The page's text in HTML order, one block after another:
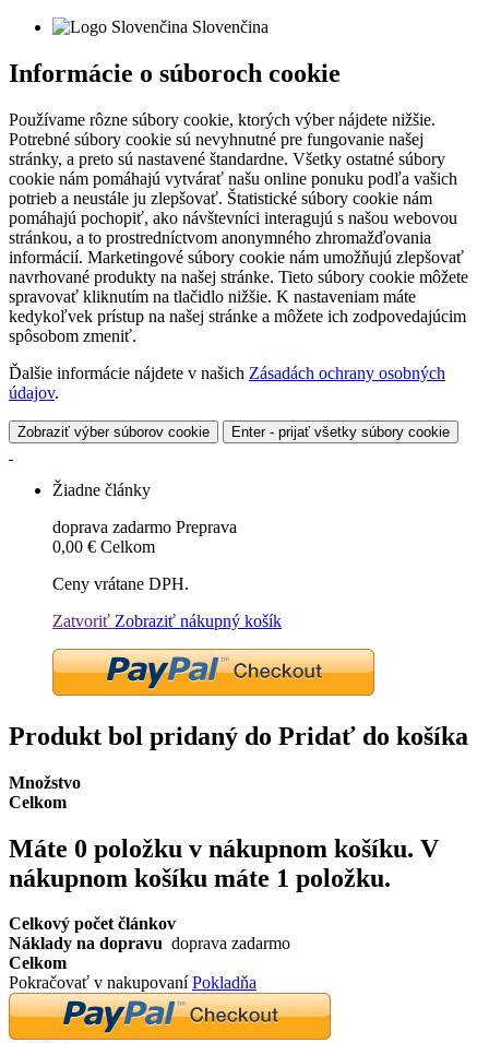
Slovenčina
Informácie o súboroch cookie
Používame rôzne súbory cookie, ktorých výber nájdete nižšie.
Potrebné súbory cookie sú nevyhnutné pre fungovanie našej
stránky, a preto sú nastavené štandardne. Všetky ostatné súbory
cookie nám pomáhajú vytvárať našu online ponuku podľa vašich
potrieb a neustále ju zlepšovať. Štatistické súbory cookie nám
pomáhajú pochopiť, ako návštevníci interagujú s našou webovou
stránkou, a to prostredníctvom anonymného zhromažďovania
informácií. Marketingové súbory cookie nám umožňujú zlepšovať
navrhované produkty na našej stránke. Tieto súbory cookie môžete
spravovať kliknutím na tlačidlo nižšie. K nastaveniam máte
kedykoľvek prístup na našej stránke a môžete ich zodpovedajúcim
spôsobom zmeniť.
Ďalšie informácie nájdete v našich Zásadách ochrany osobných
údajov.
Zobraziť výber súborov cookie Enter - prijať všetky súbory cookie
Žiadne články
doprava zadarmo Preprava
0,00 € Celkom
Ceny vrátane DPH.
Zatvoriť Zobraziť nákupný košík
Produkt bol pridaný do Pridať do košíka
Množstvo
Celkom
Máte 0 položku v nákupnom košíku. V
nákupnom košíku máte 1 položku.
Celkový počet článkov
Náklady na dopravu doprava zadarmo
Celkom
Pokračovať v nakupovaníPokladňa